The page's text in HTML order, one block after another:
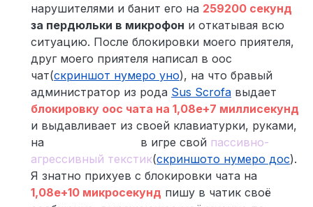
нарушителями и банит его на 259200 секунд
за пердюльки в микрофон и откатывая всю
ситуацию. После блокировки моего приятеля,
друг моего приятеля написал в оос
чат(скриншот нумеро уно), на что бравый
администратор из рода Sus Scrofa выдает
блокировку оос чата на 1,08e+7 миллисекунд
и выдавливает из своей клавиатурки, руками,
на
в игре свой пассивно-
агрессивный текстик(скриншото нумеро дос).
Я знатно прихуев с блокировки чата на
1,08e+10 микросекунд пишу в чатик своё